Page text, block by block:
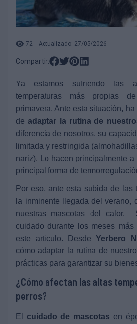
72 Actualizado: 27/05/2026
Compartir:
Ya estamos sufriendo las
temperaturas más propias
primavera. Ante esta situación,
deadaptar la rutina de
diferencia de nosotros, su
limitada y restringida
nariz). Lo hacen principalmente a
principal forma de
Por eso, ante esta subida de las
la inminente llegada del verano,
nuestras mascotas del calor.
cuidado durante los meses más
este artículo. Desde Yerbero
cómo adaptar la rutina de
prácticas para garantizar su
¿Cómo afectan las altas
perros?
El cuidado de mascotas en